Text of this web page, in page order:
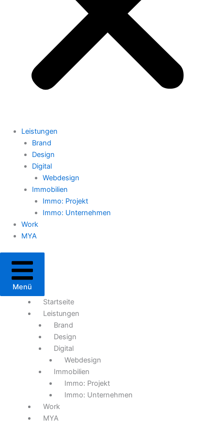
Leistungen
Brand
Design
Digital
Webdesign
Immobilien
Immo: Projekt
Immo: Unternehmen
Work
MYA
Menü
Startseite
Leistungen
Brand
Design
Digital
Webdesign
Immobilien
Immo: Projekt
Immo: Unternehmen
Work
MYA